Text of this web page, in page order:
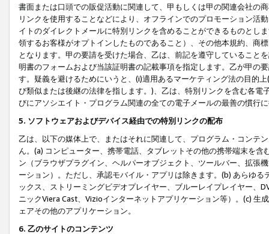
書面または口頭での販促活動に関連して、甲もしくは甲の関連会社の
リンクを使用することなどにより、オフラインでのプロモーション活
イトのダイレクトメールに特別リンクを含めることができるものとし
領するお客様がオプトインしたものであること）、その他本規約、商
となります。甲の要請を受けた場合、乙は、前記を遵守していること
明書のフォームおよび当該証明書の記載事項を指定します。乙が甲の
す。疑義を避けるためにいうと、(i)適用あるマーケティング法の目的
び類似または後継の法律を指します。)、乙は、特別リンクを含む各
びにアソシエイト・プログラム関連の全ての電子メールの最善の慣行
5. ソフトウェアおよびデバイス経由での特別リンクの配布
乙は、以下の媒体上で、またはそれに関連して、プログラム・コンテ
ん。(a) コンピューター、携帯電話、タブレットその他の携帯端末を
ン（ブラウザプラグイン、ヘルパーオブジェクト、ツールバー、拡張
ーション）。ただし、承認モバイル・アプリは除きます。(b) あらゆ
ックス、ストリーミングビデオプレイヤー、ブルーレイプレイヤー、
ニックViera Cast、Vizioインターネットアプリケーション等）。(c)
ェアその他のアプリケーション。
6. 乙のサイトのコンテンツ